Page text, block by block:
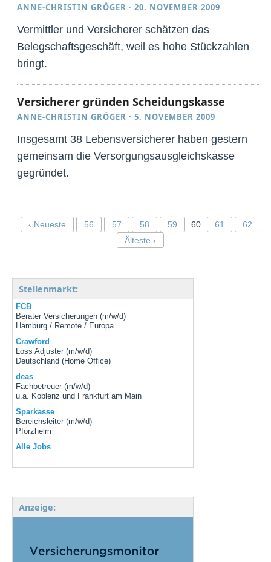
ANNE-CHRISTIN GRÖGER ·20. NOVEMBER 2009
Vermittler und Versicherer schätzen das
Belegschaftsgeschäft, weil es hohe Stückzahlen
bringt.
Versicherer gründen Scheidungskasse
ANNE-CHRISTIN GRÖGER ·5. NOVEMBER 2009
Insgesamt 38 Lebensversicherer haben gestern
gemeinsam die Versorgungsausgleichskasse
gegründet.
‹ Neueste 56 57 58 59 60 61
62
Älteste ›
Stellenmarkt:
FCB
Berater Versicherungen (m/w/d)
Hamburg / Remote / Europa
Crawford
Loss Adjuster (m/w/d)
Deutschland (Home Office)
deas
Fachbetreuer (m/w/d)
u.a. Koblenz und Frankfurt am Main
Sparkasse
Bereichsleiter (m/w/d)
Pforzheim
Alle Jobs
Anzeige: